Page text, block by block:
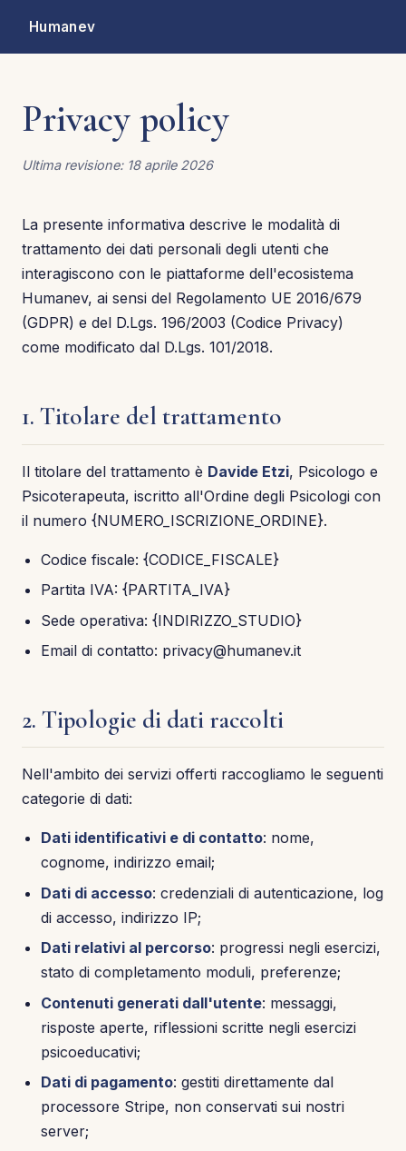
Humanev
Privacy policy
Ultima revisione: 18 aprile 2026
La presente informativa descrive le modalità di
trattamento dei dati personali degli utenti che
interagiscono con le piattaforme dell'ecosistema
Humanev, ai sensi del Regolamento UE 2016/679
(GDPR) e del D.Lgs. 196/2003 (Codice Privacy)
come modificato dal D.Lgs. 101/2018.
1. Titolare del trattamento
Il titolare del trattamento è Davide Etzi, Psicologo e
Psicoterapeuta, iscritto all'Ordine degli Psicologi con
il numero {NUMERO_ISCRIZIONE_ORDINE}.
Codice fiscale: {CODICE_FISCALE}
Partita IVA: {PARTITA_IVA}
Sede operativa: {INDIRIZZO_STUDIO}
Email di contatto: privacy@humanev.it
2. Tipologie di dati raccolti
Nell'ambito dei servizi offerti raccogliamo le seguenti
categorie di dati:
Dati identificativi e di contatto: nome,
cognome, indirizzo email;
Dati di accesso: credenziali di autenticazione, log
di accesso, indirizzo IP;
Dati relativi al percorso: progressi negli esercizi,
stato di completamento moduli, preferenze;
Contenuti generati dall'utente: messaggi,
risposte aperte, riflessioni scritte negli esercizi
psicoeducativi;
Dati di pagamento: gestiti direttamente dal
processore Stripe, non conservati sui nostri
server;